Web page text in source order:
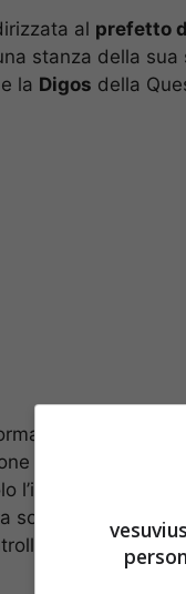
al prefetto
stanza della
e la Digos della
A4, un
sarebbe stata
l’impiegata che
sopraccigliare,
Le due